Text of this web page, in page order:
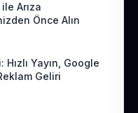
Arıza
Önce Alın
Hızlı Yayın, Google
Geliri